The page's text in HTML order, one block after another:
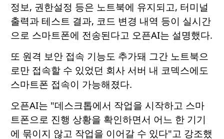
정보, 권한설정 등은 노트북에 유지되고, 터미널
출력과 테스트 결과, 코드 변경 내역 등이 실시간
으로 스마트폰에 전송된다고 오픈AI는 설명했다.
또 원격 보안 접속 기능도 추가돼 그간 노트북으
로만 접속할 수 있었던 회사 서버 내 코덱스에도
스마트폰 접속이 가능해졌다.
오픈AI는 "데스크톱에서 작업을 시작하고 스마
트폰으로 진행 상황을 확인하면서 어느 한 기기
에 묶이지 않고 작업을 이어갈 수 있다"고 강조했